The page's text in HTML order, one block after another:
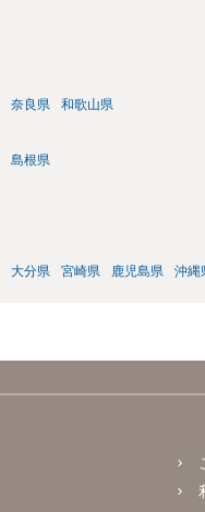
奈良県 和歌山県
島根県
大分県 宮崎県 鹿児島県 沖縄